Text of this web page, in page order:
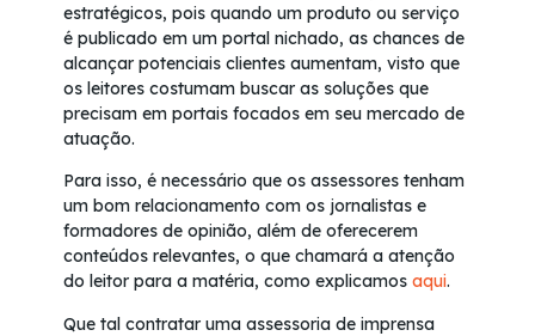
estratégicos, pois quando um produto ou serviço
é publicado em um portal nichado, as chances de
alcançar potenciais clientes aumentam, visto que
os leitores costumam buscar as soluções que
precisam em portais focados em seu mercado de
atuação.
Para isso, é necessário que os assessores tenham
um bom relacionamento com os jornalistas e
formadores de opinião, além de oferecerem
conteúdos relevantes, o que chamará a atenção
do leitor para a matéria, como explicamos aqui.
Que tal contratar uma assessoria de imprensa